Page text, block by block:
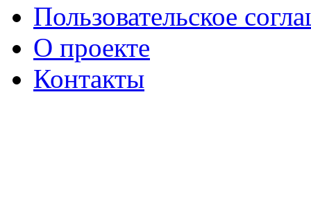
Пользовательское
О проекте
Контакты